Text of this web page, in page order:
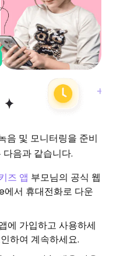
음 및 모니터링을 준비
음과 같습니다.
즈 앱 부모님의 공식 웹
서 휴대전화로 다운
에 가입하고 사용하세
하여 계속하세요.